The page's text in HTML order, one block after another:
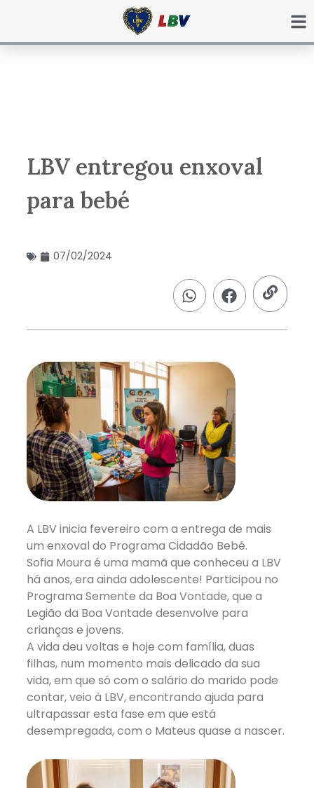
LBV entregou enxoval
para bebé
07/02/2024
A LBV inicia fevereiro com a entrega de mais
um enxoval do Programa Cidadão Bebé.
Sofia Moura é uma mamã que conheceu a LBV
há anos, era ainda adolescente! Participou no
Programa Semente da Boa Vontade, que a
Legião da Boa Vontade desenvolve para
crianças e jovens.
A vida deu voltas e hoje com família, duas
filhas, num momento mais delicado da sua
vida, em que só com o salário do marido pode
contar, veio à LBV, encontrando ajuda para
ultrapassar esta fase em que está
desempregada, com o Mateus quase a nascer.